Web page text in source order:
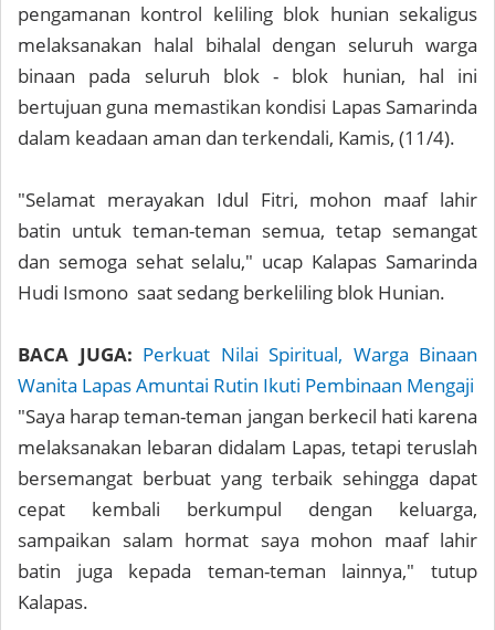
pengamanan kontrol keliling blok hunian sekaligus
melaksanakan halal bihalal dengan seluruh warga
binaan pada seluruh blok - blok hunian, hal ini
bertujuan guna memastikan kondisi Lapas Samarinda
dalam keadaan aman dan terkendali, Kamis, (11/4).
"Selamat merayakan Idul Fitri, mohon maaf lahir
batin untuk teman-teman semua, tetap semangat
dan semoga sehat selalu," ucap Kalapas Samarinda
Hudi Ismono saat sedang berkeliling blok Hunian.
BACA JUGA: Perkuat Nilai Spiritual, Warga Binaan
Wanita Lapas Amuntai Rutin Ikuti Pembinaan Mengaji
"Saya harap teman-teman jangan berkecil hati karena
melaksanakan lebaran didalam Lapas, tetapi teruslah
bersemangat berbuat yang terbaik sehingga dapat
cepat kembali berkumpul dengan keluarga,
sampaikan salam hormat saya mohon maaf lahir
batin juga kepada teman-teman lainnya," tutup
Kalapas.